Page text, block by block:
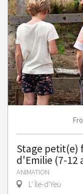
Stage petit(e)
d'Emilie (7-12
ANIMATION
L' Île-d'Yeu